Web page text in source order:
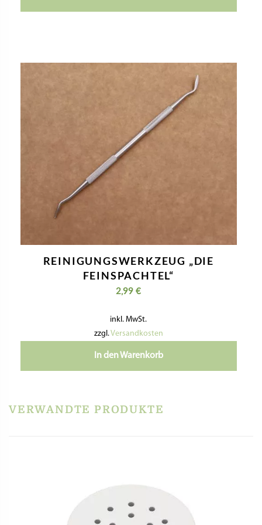
REINIGUNGSWERKZEUG „DIE
FEINSPACHTEL“
2,99€
inkl. MwSt.
zzgl.Versandkosten
In den Warenkorb
VERWANDTE PRODUKTE